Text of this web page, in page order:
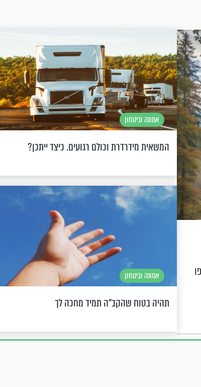
אמונה וביטחון
המשאית מידרדרת וכולם רגועים. כיצד ייתכן?
אמונה וביטחון
תהיה בטוח שהקב"ה תמיד מחכה לך